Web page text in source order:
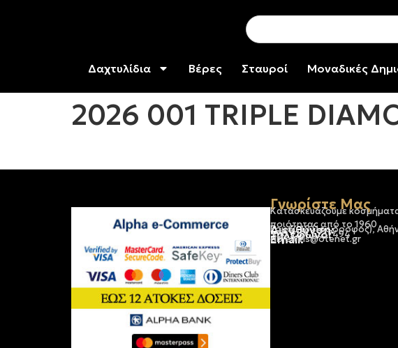
Δαχτυλίδια Βέρες Σταυροί Μοναδικές
2026 001 TRIPLE
Γνωρίστε Μας
Κατασκευάζουμε
ποιότητας από το 1960
Διεύθυνση:
Ερμού 18 (1ος όροφος),
Τηλέφωνο:
+30 210-3237494
Email:
dbjewels@otenet.gr